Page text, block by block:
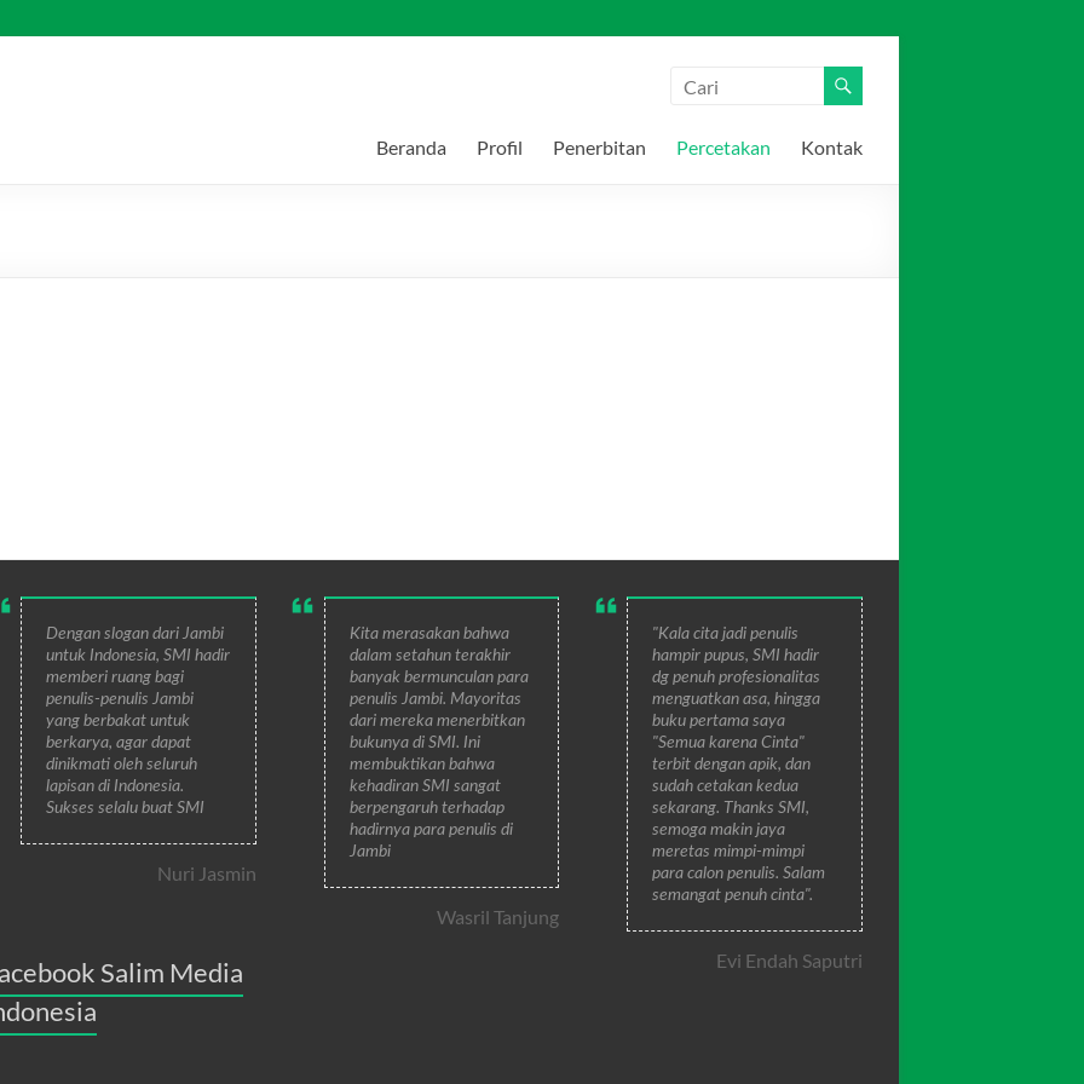
Beranda Profil Penerbitan Percetakan Kontak
Dengan slogan dari Jambi
untuk Indonesia, SMI hadir
memberi ruang bagi
penulis-penulis Jambi
yang berbakat untuk
berkarya, agar dapat
dinikmati oleh seluruh
lapisan di Indonesia.
Sukses selalu buat SMI
Nuri Jasmin
Salim Media
Kita merasakan bahwa
dalam setahun terakhir
banyak bermunculan para
penulis Jambi. Mayoritas
dari mereka menerbitkan
bukunya di SMI. Ini
membuktikan bahwa
kehadiran SMI sangat
berpengaruh terhadap
hadirnya para penulis di
Jambi
Wasril Tanjung
"Kala cita jadi penulis
hampir pupus, SMI hadir
dg penuh profesionalitas
menguatkan asa, hingga
buku pertama saya
"Semua karena Cinta"
terbit dengan apik, dan
sudah cetakan kedua
sekarang. Thanks SMI,
semoga makin jaya
meretas mimpi-mimpi
para calon penulis. Salam
semangat penuh cinta".
Evi Endah Saputri